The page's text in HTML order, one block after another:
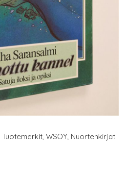
Tuotemerkit, WSOY, Nuortenkirjat